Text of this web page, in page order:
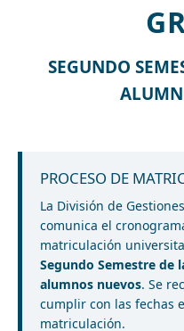
SEGUNDO
PROCESO DE
La División de
comunica el
matriculación
Segundo Semestre de
alumnos nuevos. Se
cumplir con las fechas
matriculación.